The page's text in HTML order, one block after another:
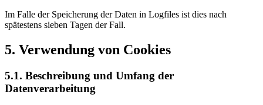
Im Falle der Speicherung der Daten in Logfiles ist dies nach
spätestens sieben Tagen der Fall.
5. Verwendung von Cookies
5.1. Beschreibung und Umfang der
Datenverarbeitung